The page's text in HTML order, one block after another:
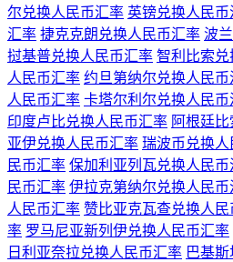
尔兑换人民币汇率 英镑兑换人民币
汇率 捷克克朗兑换人民币汇率 波
挝基普兑换人民币汇率 智利比索
人民币汇率 约旦第纳尔兑换人民币
人民币汇率 卡塔尔利尔兑换人民币
印度卢比兑换人民币汇率 阿根廷
亚伊兑换人民币汇率 瑞波币兑换人
民币汇率 保加利亚列瓦兑换人民币
民币汇率 伊拉克第纳尔兑换人民币
人民币汇率 赞比亚克瓦查兑换人民
率 罗马尼亚新列伊兑换人民币汇率
日利亚奈拉兑换人民币汇率 巴基